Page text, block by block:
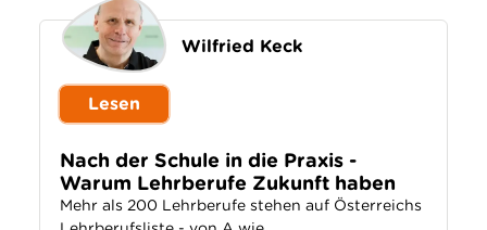
Wilfried Keck
Lesen
Nach der Schule in die Praxis -
Warum Lehrberufe Zukunft haben
Mehr als 200 Lehrberufe stehen auf Österreichs